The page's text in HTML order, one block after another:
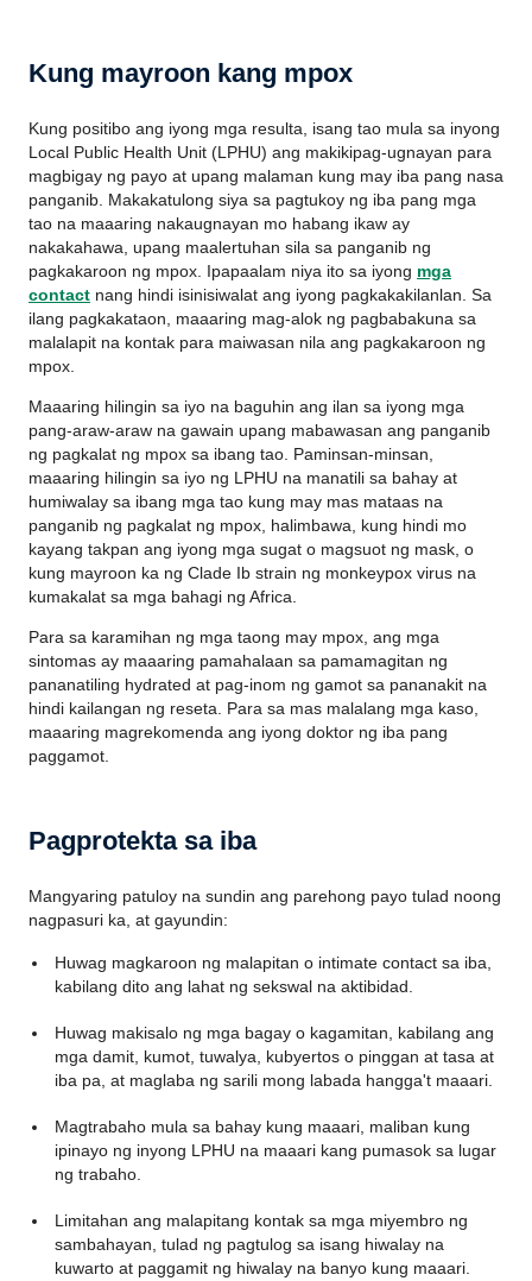
Kung mayroon kang mpox
Kung positibo ang iyong mga resulta, isang tao mula sa inyong
Local Public Health Unit (LPHU) ang makikipag-ugnayan para
magbigay ng payo at upang malaman kung may iba pang nasa
panganib. Makakatulong siya sa pagtukoy ng iba pang mga
tao na maaaring nakaugnayan mo habang ikaw ay
nakakahawa, upang maalertuhan sila sa panganib ng
pagkakaroon ng mpox. Ipapaalam niya ito sa iyong mga
contact nang hindi isinisiwalat ang iyong pagkakakilanlan. Sa
ilang pagkakataon, maaaring mag-alok ng pagbabakuna sa
malalapit na kontak para maiwasan nila ang pagkakaroon ng
mpox.
Maaaring hilingin sa iyo na baguhin ang ilan sa iyong mga
pang-araw-araw na gawain upang mabawasan ang panganib
ng pagkalat ng mpox sa ibang tao. Paminsan-minsan,
maaaring hilingin sa iyo ng LPHU na manatili sa bahay at
humiwalay sa ibang mga tao kung may mas mataas na
panganib ng pagkalat ng mpox, halimbawa, kung hindi mo
kayang takpan ang iyong mga sugat o magsuot ng mask, o
kung mayroon ka ng Clade Ib strain ng monkeypox virus na
kumakalat sa mga bahagi ng Africa.
Para sa karamihan ng mga taong may mpox, ang mga
sintomas ay maaaring pamahalaan sa pamamagitan ng
pananatiling hydrated at pag-inom ng gamot sa pananakit na
hindi kailangan ng reseta. Para sa mas malalang mga kaso,
maaaring magrekomenda ang iyong doktor ng iba pang
paggamot.
Pagprotekta sa iba
Mangyaring patuloy na sundin ang parehong payo tulad noong
nagpasuri ka, at gayundin:
Huwag magkaroon ng malapitan o intimate contact sa iba,
kabilang dito ang lahat ng sekswal na aktibidad.
Huwag makisalo ng mga bagay o kagamitan, kabilang ang
mga damit, kumot, tuwalya, kubyertos o pinggan at tasa at
iba pa, at maglaba ng sarili mong labada hangga't maaari.
Magtrabaho mula sa bahay kung maaari, maliban kung
ipinayo ng inyong LPHU na maaari kang pumasok sa lugar
ng trabaho.
Limitahan ang malapitang kontak sa mga miyembro ng
sambahayan, tulad ng pagtulog sa isang hiwalay na
kuwarto at paggamit ng hiwalay na banyo kung maaari.